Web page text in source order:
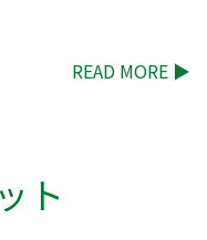
READ MORE ▶
ト